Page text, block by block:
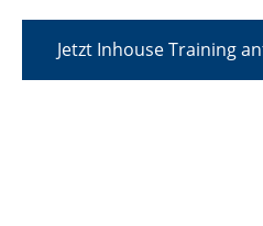
Jetzt Inhouse Training